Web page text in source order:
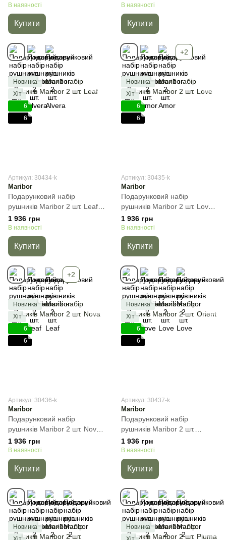
(50х90+70х140) см, Набір
В наявності
Купити
(50х90+70х140) см, Набір
В наявності
Купити
+2
Новинка
Хіт
6
6
Артикул: 30434-k
Maribor
Подарунковий набір
рушників Maribor 2 шт. Leaf,
Графіт, 2пр (50х90+70х140)
см, Набір
1 936 грн
В наявності
Купити
+2
Новинка
Хіт
6
6
Артикул: 30435-k
Maribor
Подарунковий набір
рушників Maribor 2 шт. Love,
Бежевий, 2пр
(50х90+70х140) см, Набір
1 936 грн
В наявності
Купити
Новинка
Хіт
6
6
Артикул: 30436-k
Maribor
Подарунковий набір
рушників Maribor 2 шт. Nova,
Бежевий, 2пр
(50х90+70х140) см, Набір
1 936 грн
В наявності
Купити
Новинка
Хіт
6
6
Артикул: 30437-k
Maribor
Подарунковий набір
рушників Maribor 2 шт.
Orient, Бежевий, 2пр
(50х90+70х140) см, Набір
1 936 грн
В наявності
Купити
Новинка
Новинка